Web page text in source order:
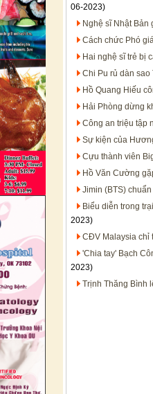
06-2023)
Nghệ sĩ Nhật Bản
Cách chức Phó
Hai nghệ sĩ trẻ bị
Chi Pu rủ dàn sao
Hồ Quang Hiếu
Hải Phòng dừng
Công an triệu tập
Sự kiện của
Cựu thành viên
Hồ Văn Cường
Jimin (BTS)
Biểu diễn trong
2023)
CĐV Malaysia chỉ
'Chia tay' Bạch
2023)
Trịnh Thăng Bình